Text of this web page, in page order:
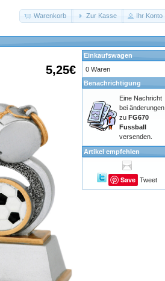
Warenkorb Zur Kasse Ihr Konto
5,25€
Einkaufswagen
0 Waren
Benachrichtigung
Eine Nachricht
bei änderungen
zu FG670
Fussball
versenden.
Artikel empfehlen
Save Tweet